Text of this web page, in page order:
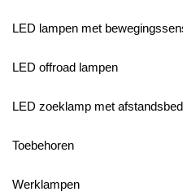
LED lampen met
LED offroad lampen
LED zoeklamp met
Toebehoren
Werklampen